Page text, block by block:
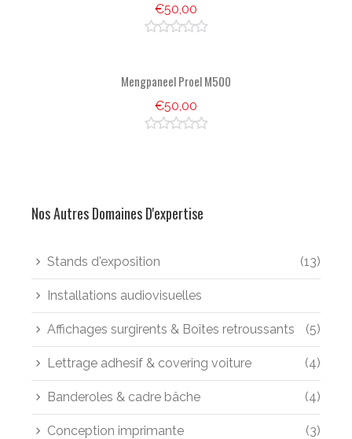
€50,00
0 star
Mengpaneel Proel M500
€50,00
0 star
Nos Autres Domaines D'expertise
Stands d'exposition (13)
Installations audiovisuelles
Affichages surgirents & Boîtes retroussants (5)
Lettrage adhesif & covering voiture (4)
Banderoles & cadre bâche (4)
Conception imprimante (3)